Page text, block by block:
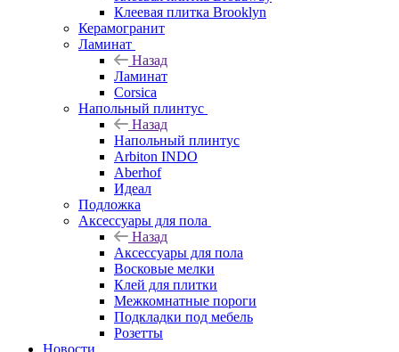
Клеевая плитка Brooklyn
Керамогранит
Ламинат
Назад
Ламинат
Corsica
Напольный плинтус
Назад
Напольный плинтус
Arbiton INDO
Aberhof
Идеал
Подложка
Аксессуары для пола
Назад
Аксессуары для пола
Восковые мелки
Клей для плитки
Межкомнатные пороги
Подкладки под мебель
Розетты
Новости